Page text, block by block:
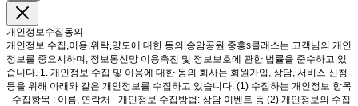
개인정보수집동의
개인정보 수집,이용,위탁,양도에 대한 동의 송암공원 중흥s클래스는 고객님의 개인
정보를 중요시하며, 정보통신망 이용촉진 및 정보보호에 관한 법률을 준수하고 있
습니다. 1. 개인정보 수집 및 이용에 대한 동의 회사는 회원가입, 상담, 서비스 신청
등을 위해 아래와 같은 개인정보를 수집하고 있습니다. (1) 수집하는 개인정보 항목
- 수집항목 : 이름, 연락처 - 개인정보 수집방법: 상담 이벤트 등 (2) 개인정보의 수집